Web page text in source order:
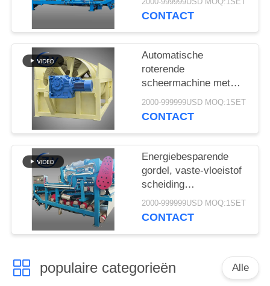
zetmeel verwerking
2000-999999USD MOQ:1SET
CONTACT
Automatische
roterende
scheermachine met
stabiele prestaties voor
de productie van
2000-999999USD MOQ:1SET
CONTACT
Energiebesparende
gordel, vaste-vloeistof
scheiding
ontwateringsmachine
met een
2000-999999USD MOQ:1SET
CONTACT
populaire categorieën Alle